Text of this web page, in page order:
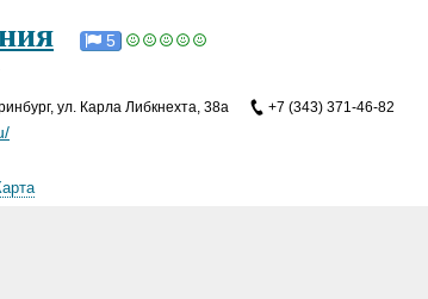
5
ул. Карла Либкнехта, 38а +7 (343) 371-46-82